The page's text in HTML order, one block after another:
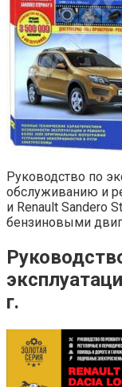
Руководство по
обслуживанию и
и Renault Sandero
бензиновыми
г.